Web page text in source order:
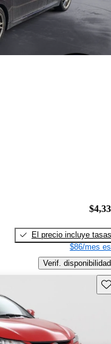
El precio incluye tasas
$86/mes
Verif. disponibilidad